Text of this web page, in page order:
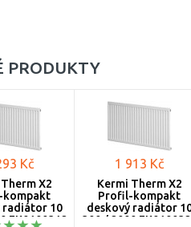
PRODUKTY
Kč
X2
radiátor 10
FK0100312
1 913 Kč
Kermi Therm X2
Profil-kompakt
deskový radiátor
300 / 2000